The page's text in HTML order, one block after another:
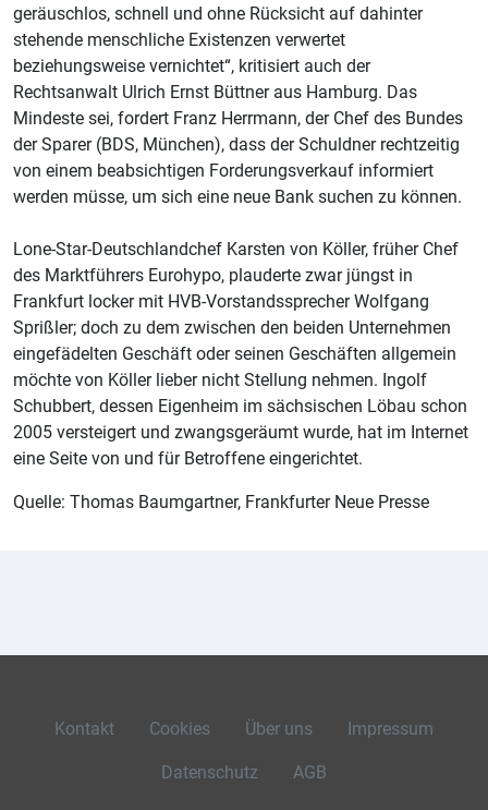
geräuschlos, schnell und ohne Rücksicht auf dahinter
stehende menschliche Existenzen verwertet
beziehungsweise vernichtet“, kritisiert auch der
Rechtsanwalt Ulrich Ernst Büttner aus Hamburg. Das
Mindeste sei, fordert Franz Herrmann, der Chef des Bundes
der Sparer (BDS, München), dass der Schuldner rechtzeitig
von einem beabsichtigen Forderungsverkauf informiert
werden müsse, um sich eine neue Bank suchen zu können.
Lone-Star-Deutschlandchef Karsten von Köller, früher Chef
des Marktführers Eurohypo, plauderte zwar jüngst in
Frankfurt locker mit HVB-Vorstandssprecher Wolfgang
Sprißler; doch zu dem zwischen den beiden Unternehmen
eingefädelten Geschäft oder seinen Geschäften allgemein
möchte von Köller lieber nicht Stellung nehmen. Ingolf
Schubbert, dessen Eigenheim im sächsischen Löbau schon
2005 versteigert und zwangsgeräumt wurde, hat im Internet
eine Seite von und für Betroffene eingerichtet.
Quelle: Thomas Baumgartner, Frankfurter Neue Presse
Kontakt Cookies Über uns Impressum
Datenschutz AGB